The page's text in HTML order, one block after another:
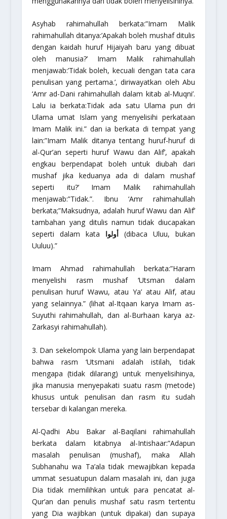
Asyhab rahimahullah berkata:”Imam Malik
rahimahullah ditanya:’Apakah boleh mushaf ditulis
dengan kaidah huruf Hijaiyah baru yang dibuat
oleh manusia?’Imam Malikrahimahullah
menjawab:’Tidak boleh, kecuali dengan tata cara
penulisan yang pertama.’, diriwayatkan oleh Abu
‘Amr ad-Dani rahimahullah dalam kitab al-Muqni’.
Lalu ia berkata:Tidak ada satu Ulama pun dri
Ulama umat Islam yang menyelisihi perkataan
Imam Malik ini.”dan ia berkata di tempat yang
lain:”Imam Malik ditanya tentang huruf-huruf di
al-Qur’an seperti huruf Wawu danAlif’, apakah
engkau berpendapat boleh untuk diubah dari
mushaf jika keduanya ada di dalam mushaf
seperti itu?’ Imam Malikrahimahullah
menjawab:”Tidak.”. Ibnu ‘Amrrahimahullah
berkata;”Maksudnya, adalah hurufWawu danAlif’
tambahan yang ditulis namun tidak diucapakan
seperti dalam kata أولوا (dibaca Uluu, bukan
Uuluu).”
Imam Ahmadrahimahullah berkata:”Haram
menyelishi rasm mushaf ‘Utsman dalam
penulisan huruf Wawu, atau Ya’ atau Alif, atau
yang selainnya.”(lihat al-Itqaan karya Imam as-
Suyuthirahimahullah, dan al-Burhaan karya az-
Zarkasyi rahimahullah).
3. Dan sekelompok Ulama yang lain berpendapat
bahwa rasm ‘Utsmani adalah istilah, tidak
mengapa (tidak dilarang) untuk menyelisihinya,
jika manusia menyepakati suatu rasm (metode)
khusus untuk penulisan danrasm itu sudah
tersebar di kalangan mereka.
Al-Qadhi Abu Bakar al-Baqilanirahimahullah
berkata dalam kitabnyaal-Intishaar:”Adapun
masalah penulisan (mushaf), maka Allah
Subhanahu wa Ta’ala tidak mewajibkan kepada
ummat sesuatupun dalam masalah ini, dan juga
Dia tidak memilihkan untuk para pencatat al-
Qur’an dan penulis mushaf satu rasm tertentu
yang Dia wajibkan (untuk dipakai) dan supaya